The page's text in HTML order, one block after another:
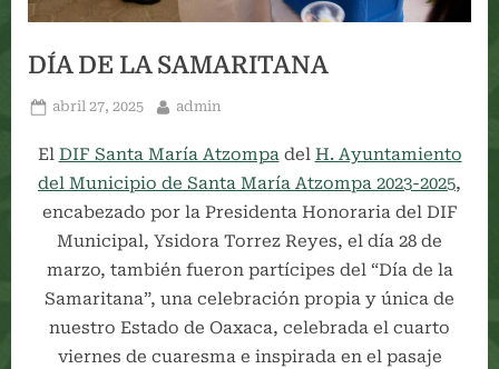
DÍA DE LA SAMARITANA
Posted
abril 27, 2025 By
admin
El DIF Santa María Atzompadel H. Ayuntamiento
del Municipio de Santa María Atzompa 2023-2025,
encabezado por la Presidenta Honoraria del DIF
Municipal, Ysidora Torrez Reyes, el día 28 de
marzo, también fueron partícipes del “Día de la
Samaritana”, una celebración propia y única de
nuestro Estado de Oaxaca, celebrada el cuarto
viernes de cuaresma e inspirada en el pasaje